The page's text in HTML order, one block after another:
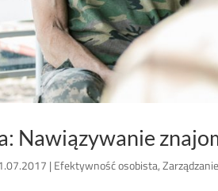
Nawiązywanie
| Efektywność osobista,Zarządzanie